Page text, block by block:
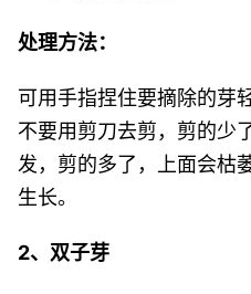
处理方法：
可用手指捏住要摘除的芽
不要用剪刀去剪，剪的少
发，剪的多了，上面会枯
生长。
2、双子芽